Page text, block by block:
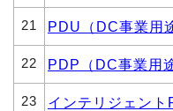
21 PDU（DC事業用
22 PDP（DC事業用
23 インテリジェント